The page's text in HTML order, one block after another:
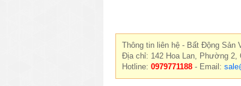
Thông tin liên hệ - Bất Động Sản
Địa chỉ: 142 Hoa Lan, Phường 2,
Hotline: 0979771188 - Email: